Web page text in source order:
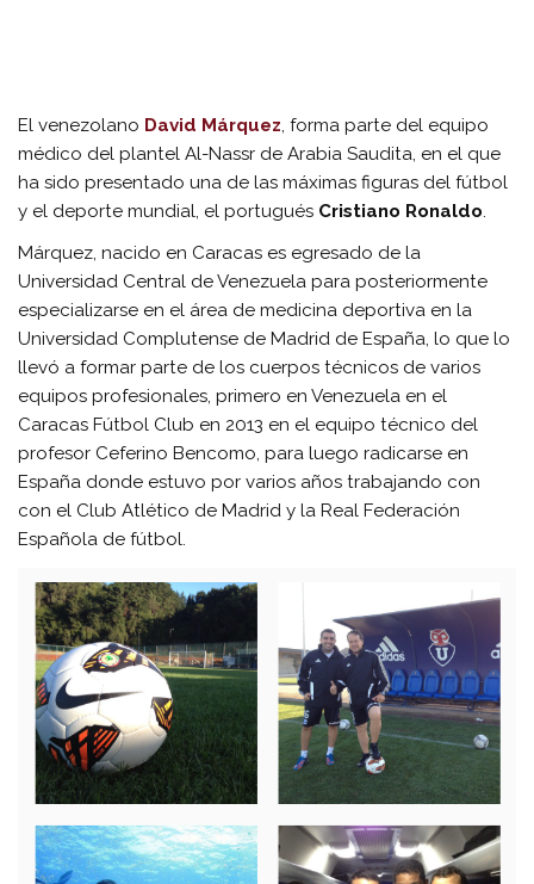
El venezolano David Márquez, forma parte del equipo
médico del plantel Al-Nassr de Arabia Saudita, en el que
ha sido presentado una de las máximas figuras del fútbol
y el deporte mundial, el portugués Cristiano Ronaldo.
Márquez, nacido en Caracas es egresado de la
Universidad Central de Venezuela para posteriormente
especializarse en el área de medicina deportiva en la
Universidad Complutense de Madrid de España, lo que lo
llevó a formar parte de los cuerpos técnicos de varios
equipos profesionales, primero en Venezuela en el
Caracas Fútbol Club en 2013 en el equipo técnico del
profesor Ceferino Bencomo, para luego radicarse en
España donde estuvo por varios años trabajando con
con el Club Atlético de Madrid y la Real Federación
Española de fútbol.